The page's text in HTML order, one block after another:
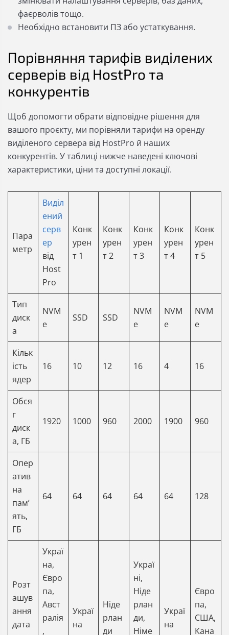
фаєрволів тощо.
Необхідно встановити ПЗ або устаткування.
Порівняння тарифів виділених
серверів від HostPro та
конкурентів
Щоб допомогти обрати відповідне рішення для
вашого проєкту, ми порівняли тарифи на оренду
виділеного сервера від HostPro й наших
конкурентів. У таблиці нижче наведені ключові
характеристики, ціни та доступні локації.
Пара
метр
Виділ
ений
серв
ер
від
Host
Pro
Конк
урен
т 1
Конк
урен
т 2
Конк
урен
т 3
Конк
урен
т 4
Конк
урен
т 5
Тип
диск
а
NVM
e
SSD SSD
NVM
e
NVM
e
NVM
e
Кільк
ість
ядер
16 10 12 16 4 16
Обся
г
диск
а, ГБ
1920 1000 960 2000 1900 960
Опер
атив
на
памʼ
ять,
ГБ
64 64 64 64 64 128
Розт
ашув
ання
дата
Украї
на,
Євро
па,
Авст
ралія
,
Украї
на
Ніде
рлан
ди
Украї
ні,
Ніде
рлан
ди,
Німе
Украї
на
Євро
па,
США,
Кана